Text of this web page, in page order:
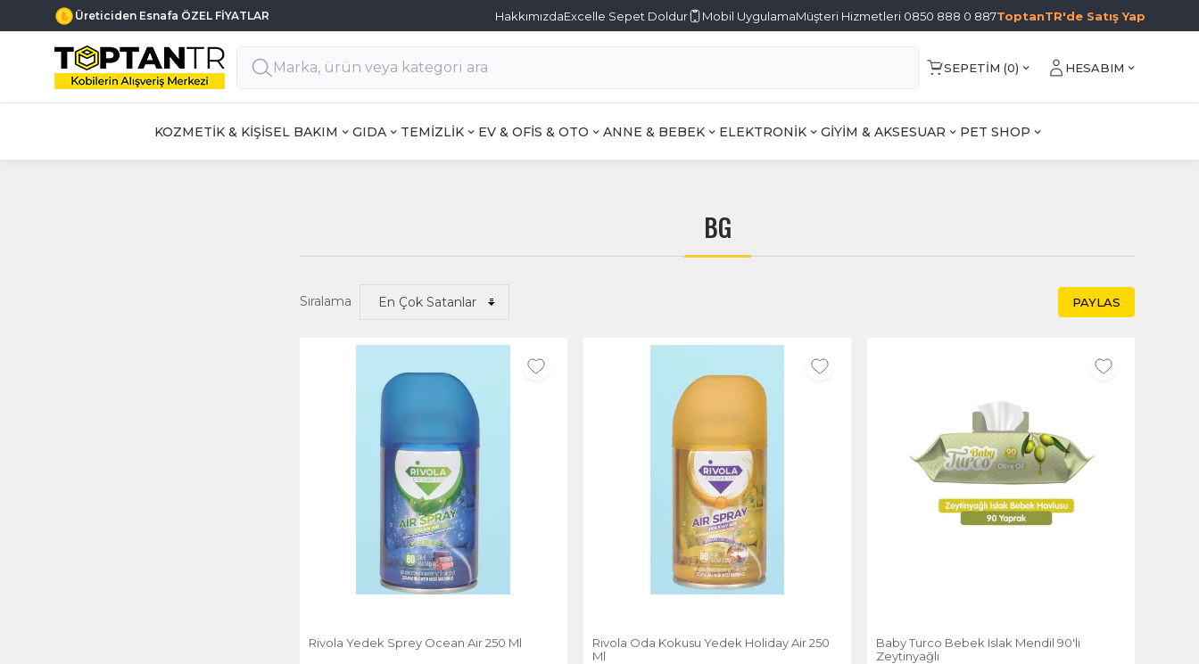
Üreticiden Esnafa ÖZEL FİYATLAR HakkımızdaExcelle Sepet Doldur Mobil UygulamaMüşteri Hizmetleri 0850 888 0 887ToptanTR'de Satış Yap
SEPETIM (0) HESABIM
KOZMETİK & KİŞİSEL BAKIM GIDA TEMİZLİK EV & OFİS & OTO ANNE & BEBEK ELEKTRONİK GİYİM & AKSESUAR PET SHOP
BG
Sıralama PAYLAS
Rivola Yedek Sprey Ocean Air 250 Ml
Rivola Oda Kokusu Yedek Holiday Air 250
Ml
Baby Turco Bebek Islak Mendil 90'lı
Zeytinyağlı